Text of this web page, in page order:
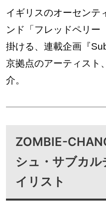
イギリスのオーセンテ
ンド「フレッドペリー
掛ける、連載企画『
京拠点のアーティスト
介。
ZOMBIE-
シュ・サブカ
イリスト